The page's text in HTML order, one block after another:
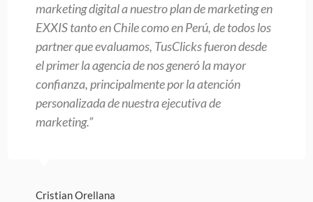
marketing digital a nuestro plan de marketing en
EXXIS tanto en Chile como en Perú, de todos los
partner que evaluamos, TusClicks fueron desde
el primer la agencia de nos generó la mayor
confianza, principalmente por la atención
personalizada de nuestra ejecutiva de
marketing.”
Cristian Orellana